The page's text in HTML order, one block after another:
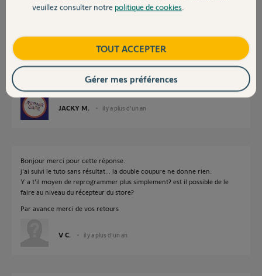
Contact
JACKY M. il y a plus d'un an
Bonjour merci pour cette réponse.
j'ai suivi le tuto sans résultat... la double coupure ne donne rien.
Y a t'il moyen de reprogrammer plus simplement? est il possible de le
faire au niveau du récepteur du store?
Par avance merci de vos retours
V C. il y a plus d'un an
veuillez consulter notre politique de cookies
TOUT ACCEPTER
Gérer mes préférences